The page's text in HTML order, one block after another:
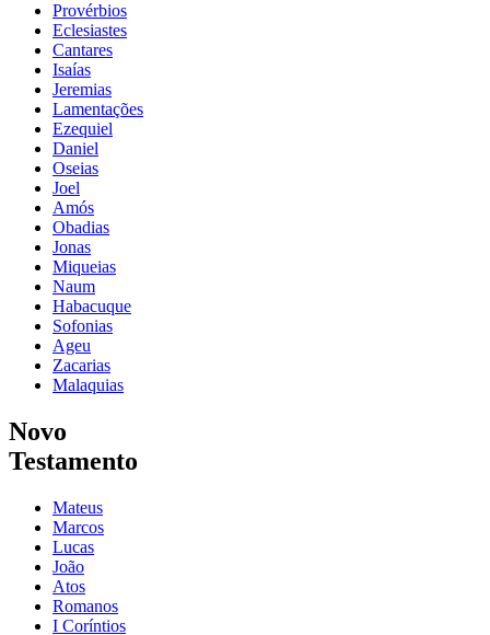
Provérbios
Eclesiastes
Cantares
Isaías
Jeremias
Lamentações
Ezequiel
Daniel
Oseias
Joel
Amós
Obadias
Jonas
Miqueias
Naum
Habacuque
Sofonias
Ageu
Zacarias
Malaquias
Novo
Testamento
Mateus
Marcos
Lucas
João
Atos
Romanos
I Coríntios